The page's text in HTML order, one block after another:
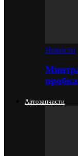
Новости
Автозапчасти